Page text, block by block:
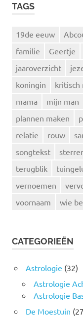
TAGS
19de eeuw
familie
Geertje
jaaroverzicht
koningin
kritisch
mama
mijn man
plannen maken
relatie
rouw
songtekst
terugblik
vernoemen
voornaam
wie
CATEGORIEËN
Astrologie (32)
Astrologie
Astrologie
De Moestuin